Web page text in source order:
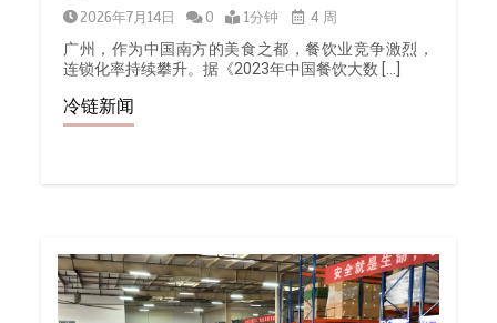
2026年7月14日
0 1分钟
4 周
广州，作为中国南方的美食之都，餐饮业竞争激烈，
连锁化率持续攀升。据《2023年中国餐饮大数 […]
冷链新闻